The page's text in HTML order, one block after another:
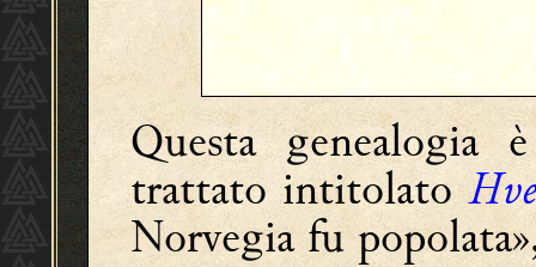
Questa
trattato intitolato
Norvegia fu